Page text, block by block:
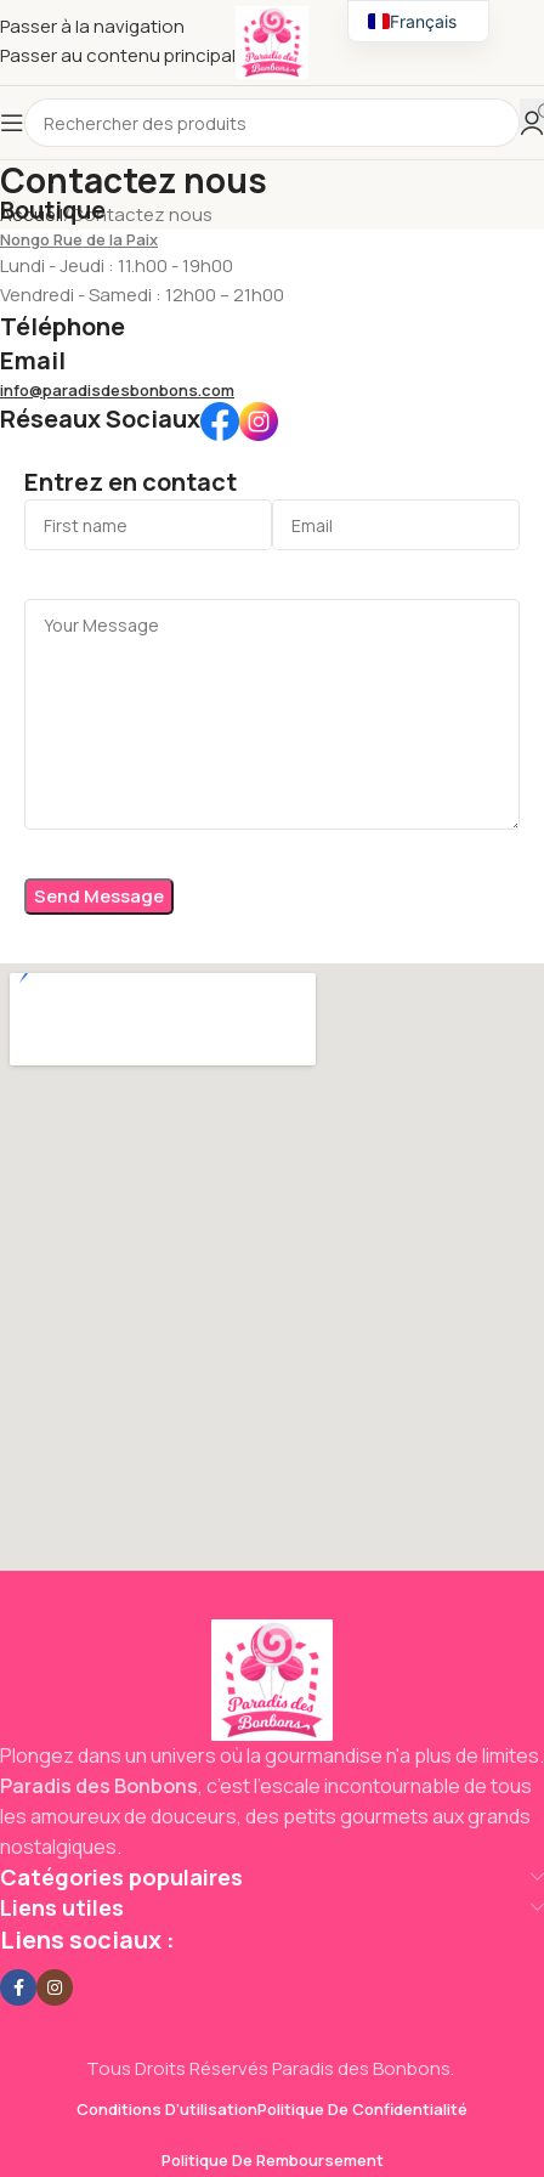
Passer à la navigation
Passer au contenu principal
Contactez nous
Accueil Contactez nous
Boutique
Nongo Rue de la Paix
Lundi - Jeudi : 11.h00 - 19h00
Vendredi - Samedi : 12h00 – 21h00
Téléphone
Email
info@paradisdesbonbons.com
Réseaux Sociaux
Entrez en contact​
Plongez dans un univers où la gourmandise n'a plus de limites.
Paradis des Bonbons, c’est l’escale incontournable de tous
les amoureux de douceurs, des petits gourmets aux grands
nostalgiques.
Catégories populaires
Liens utiles
Liens sociaux :
Tous Droits Réservés Paradis des Bonbons.
Conditions D’utilisationPolitique De Confidentialité
Politique De Remboursement
Français